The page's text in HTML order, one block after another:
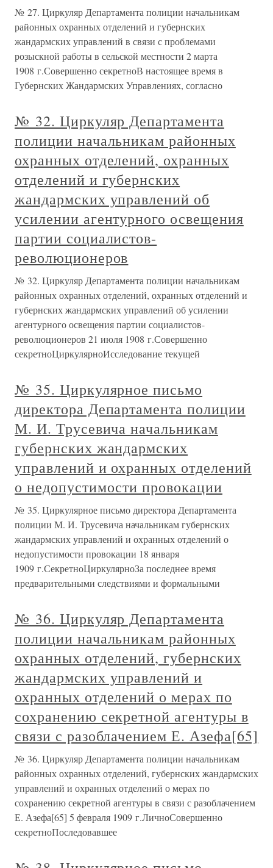
№ 27. Циркуляр Департамента полиции начальникам
районных охранных отделений и губернских
жандармских управлений в связи с проблемами
розыскной работы в сельской местности 2 марта
1908 г.Совершенно секретноВ настоящее время в
Губернских Жандармских Управлениях, согласно
№ 32. Циркуляр Департамента
полиции начальникам районных
охранных отделений, охранных
отделений и губернских
жандармских управлений об
усилении агентурного освещения
партии социалистов-
революционеров
№ 32. Циркуляр Департамента полиции начальникам
районных охранных отделений, охранных отделений и
губернских жандармских управлений об усилении
агентурного освещения партии социалистов-
революционеров 21 июля 1908 г.Совершенно
секретноЦиркулярноИсследование текущей
№ 35. Циркулярное письмо
директора Департамента полиции
М. И. Трусевича начальникам
губернских жандармских
управлений и охранных отделений
о недопустимости провокации
№ 35. Циркулярное письмо директора Департамента
полиции М. И. Трусевича начальникам губернских
жандармских управлений и охранных отделений о
недопустимости провокации 18 января
1909 г.СекретноЦиркулярноЗа последнее время
предварительными следствиями и формальными
№ 36. Циркуляр Департамента
полиции начальникам районных
охранных отделений, губернских
жандармских управлений и
охранных отделений о мерах по
сохранению секретной агентуры в
связи с разоблачением Е. Азефа[65]
№ 36. Циркуляр Департамента полиции начальникам
районных охранных отделений, губернских жандармских
управлений и охранных отделений о мерах по
сохранению секретной агентуры в связи с разоблачением
Е. Азефа[65] 5 февраля 1909 г.ЛичноСовершенно
секретноПоследовавшее